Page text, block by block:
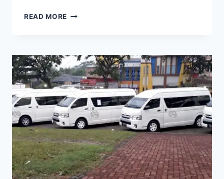
READ MORE SEWA
TRANSPORTASI
NYAMAN
DAN
EFISIEN